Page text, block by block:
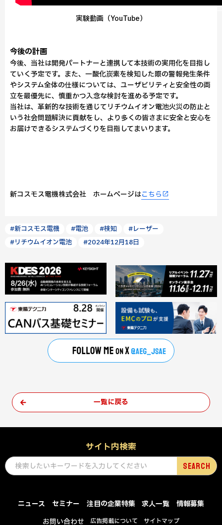
実験動画（YouTube）
今後の計画
今後、当社は開発パートナーと連携して本技術の実用化を目指し
ていく予定です。また、一酸化炭素を検知した際の警報発生条件
やシステム全体の仕様については、ユーザビリティと安全性の両
立を最優先に、慎重かつ入念な検討を進める予定です。
当社は、革新的な技術を通じてリチウムイオン電池火災の防止と
いう社会問題解決に貢献をし、より多くの皆さまに安全と安心を
お届けできるシステムづくりを目指してまいります。
新コスモス電機株式会社 ホームページはこちら
#新コスモス電機 #電池 #検知
#レーザー
#リチウムイオン電池
#2024年12月18日
一覧に戻る
サイト内検索
ニュース セミナー 注目の企業特集 求人一覧
情報募集
お問い合わせ
広告掲載について
サイトマップ